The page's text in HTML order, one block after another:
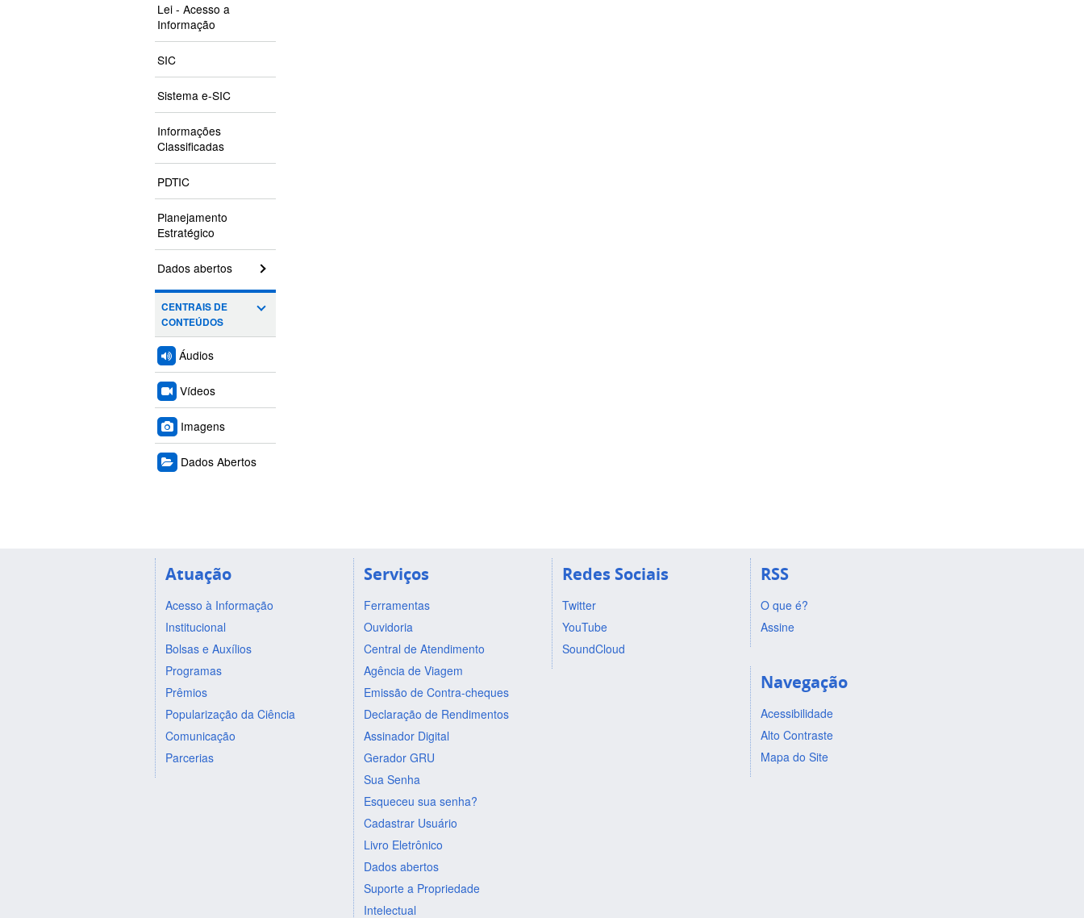
Lei - Acesso a
Informação
SIC
Sistema e-SIC
Informações
Classificadas
PDTIC
Planejamento
Estratégico
Dados abertos
CENTRAIS DE
CONTEÚDOS
Áudios
Vídeos
Imagens
Dados Abertos
Atuação
Acesso à Informação
Institucional
Bolsas e Auxílios
Programas
Prêmios
Popularização da Ciência
Comunicação
Parcerias
Serviços
Ferramentas
Ouvidoria
Central de Atendimento
Agência de Viagem
Emissão de Contra-cheques
Declaração de Rendimentos
Assinador Digital
Gerador GRU
Sua Senha
Esqueceu sua senha?
Cadastrar Usuário
Livro Eletrônico
Dados abertos
Suporte a Propriedade
Intelectual
Redes Sociais
Twitter
YouTube
SoundCloud
RSS
O que é?
Assine
Navegação
Acessibilidade
Alto Contraste
Mapa do Site